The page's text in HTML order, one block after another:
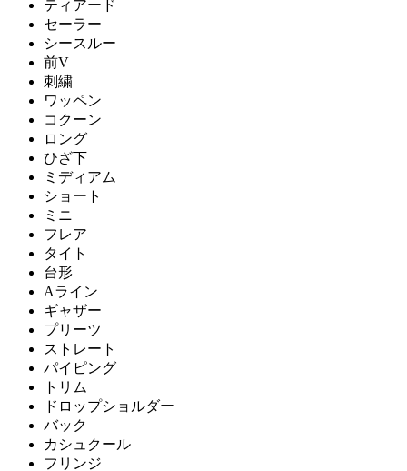
ティアード
セーラー
シースルー
前V
刺繍
ワッペン
コクーン
ロング
ひざ下
ミディアム
ショート
ミニ
フレア
タイト
台形
Aライン
ギャザー
プリーツ
ストレート
パイピング
トリム
ドロップショルダー
バック
カシュクール
フリンジ